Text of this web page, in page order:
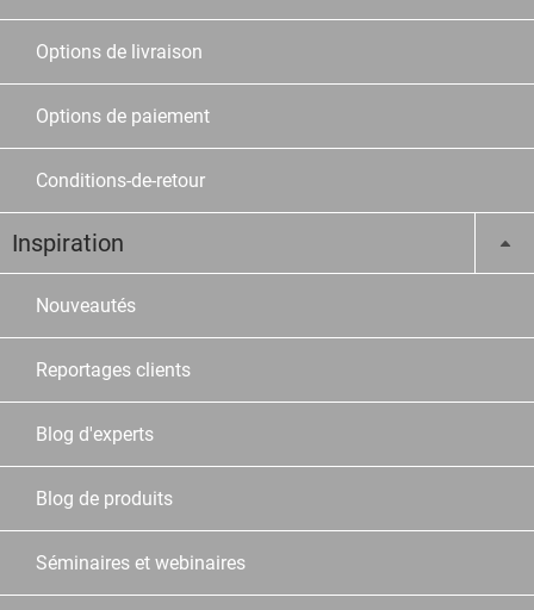
Options de livraison
Options de paiement
Conditions-de-retour
Inspiration
Nouveautés
Reportages clients
Blog d'experts
Blog de produits
Séminaires et webinaires